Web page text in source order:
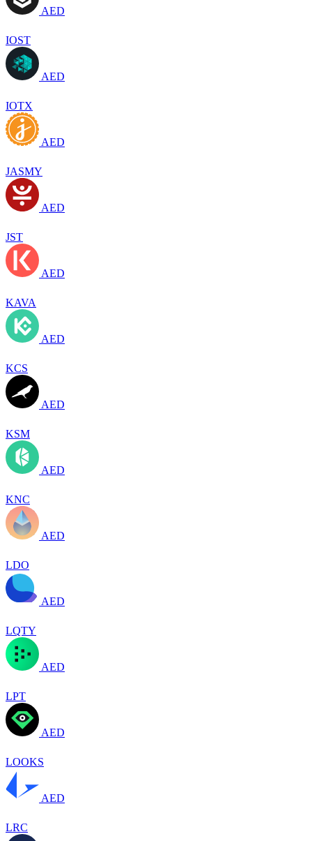
AED
IOST
AED
IOTX
AED
JASMY
AED
JST
AED
KAVA
AED
KCS
AED
KSM
AED
KNC
AED
LDO
AED
LQTY
AED
LPT
AED
LOOKS
AED
LRC